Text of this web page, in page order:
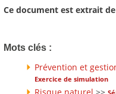
Ce document est extrait de
Mots clés :
Prévention et
Exercice de simulation